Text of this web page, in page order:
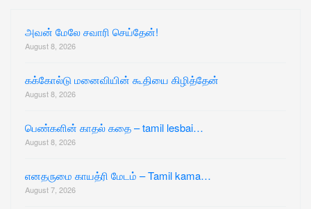
அவன் மேலே சவாரி செய்தேன்!
August 8, 2026
கக்கோல்டு மனைவியின் கூதியை கிழித்தேன்
August 8, 2026
பெண்களின் காதல் கதை – tamil lesbai…
August 8, 2026
எனதருமை காயத்ரி மேடம் – Tamil kama…
August 7, 2026